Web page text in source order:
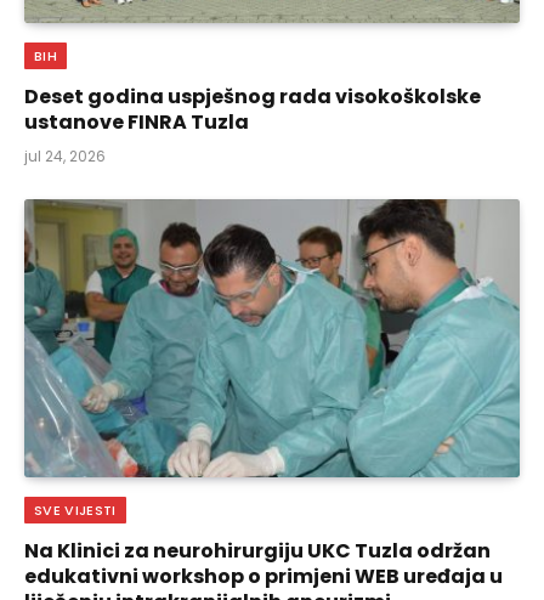
BIH
Deset godina uspješnog rada visokoškolske
ustanove FINRA Tuzla
jul 24, 2026
SVE VIJESTI
Na Klinici za neurohirurgiju UKC Tuzla održan
edukativni workshop o primjeni WEB uređaja u